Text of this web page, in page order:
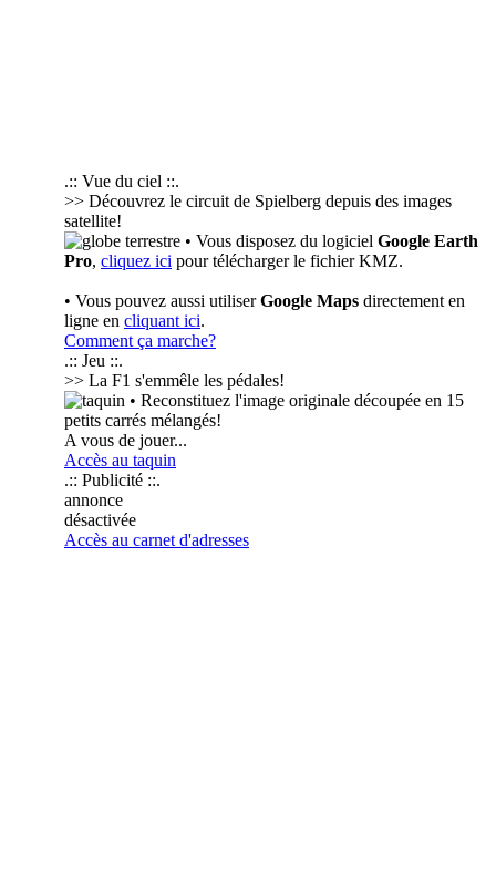
.:: Vue du ciel ::.
>> Découvrez le circuit de Spielberg depuis des images
satellite!
• Vous disposez du logiciel Google Earth
Pro, cliquez ici pour télécharger le fichier KMZ.
• Vous pouvez aussi utiliserGoogle Maps directement en
ligne en cliquant ici.
Comment ça marche?
.:: Jeu ::.
>> La F1 s'emmêle les pédales!
• Reconstituez l'image originale découpée en 15
petits carrés mélangés!
A vous de jouer...
Accès au taquin
.:: Publicité ::.
annonce
désactivée
Accès au carnet d'adresses